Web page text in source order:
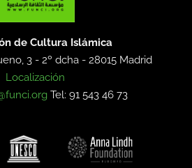
de Cultura Islámica
3 - 2º dcha -28015 Madrid
Localización
Tel: 91 543 46 73